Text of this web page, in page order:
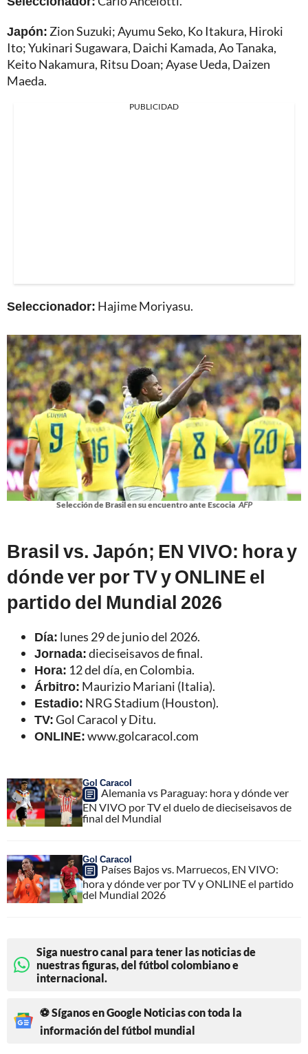
Japón: Zion Suzuki; Ayumu Seko, Ko Itakura, Hiroki
Ito; Yukinari Sugawara, Daichi Kamada, Ao Tanaka,
Keito Nakamura, Ritsu Doan; Ayase Ueda, Daizen
Maeda.
PUBLICIDAD
Seleccionador: Hajime Moriyasu.
Selección de Brasil en su encuentro ante Escocia AFP
Brasil vs. Japón; EN VIVO: hora y
dónde ver por TV y ONLINE el
partido del Mundial 2026
Día: lunes 29 de junio del 2026.
Jornada:dieciseisavos de final.
Hora: 12 del día, en Colombia.
Árbitro: Maurizio Mariani (Italia).
Estadio: NRG Stadium (Houston).
TV:Gol Caracol y Ditu.
ONLINE:www.golcaracol.com
Gol Caracol
Alemania vs Paraguay: hora y dónde ver
EN VIVO por TV el duelo de dieciseisavos de
final del Mundial
Gol Caracol
Países Bajos vs. Marruecos, EN VIVO:
hora y dónde ver por TV y ONLINE el partido
del Mundial 2026
Siga nuestro canal para tener las noticias de
nuestras figuras, del fútbol colombiano e
internacional.
⚽ Síganos en Google Noticias con toda la
información del fútbol mundial